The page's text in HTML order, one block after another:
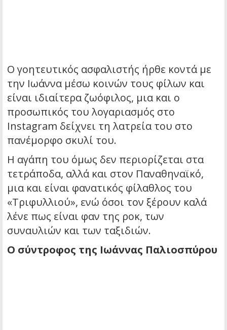
Ο γοητευτικός ασφαλιστής ήρθε κοντά με
την Ιωάννα μέσω κοινών τους φίλων και
είναι ιδιαίτερα ζωόφιλος, μια και ο
προσωπικός του λογαριασμός στο
Instagram δείχνει τη λατρεία του στο
πανέμορφο σκυλί του.
Η αγάπη του όμως δεν περιορίζεται στα
τετράποδα, αλλά και στον Παναθηναϊκό,
μια και είναι φανατικός φίλαθλος του
«Τριφυλλιού», ενώ όσοι τον ξέρουν καλά
λένε πως είναι φαν της ροκ, των
συναυλιών και των ταξιδιών.
Ο σύντροφος της Ιωάννας Παλιοσπύρου